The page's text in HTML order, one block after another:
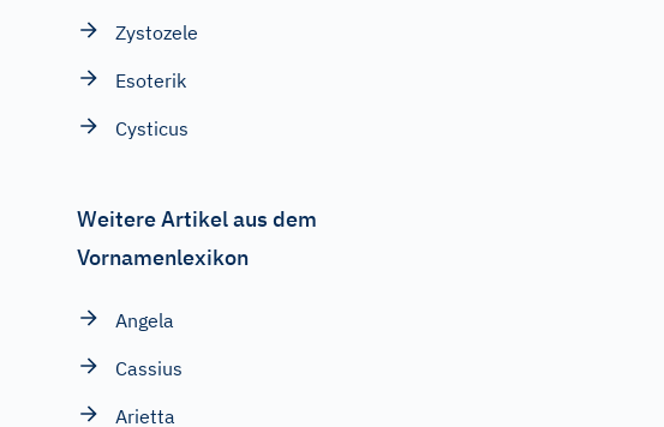
Zystozele
Esoterik
Cysticus
Weitere Artikel aus dem
Vornamenlexikon
Angela
Cassius
Arietta